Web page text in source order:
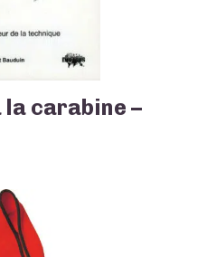
la carabine –